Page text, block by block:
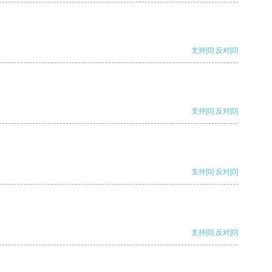
支持[0] 反对[0]
支持[0] 反对[0]
支持[0] 反对[0]
支持[0] 反对[0]